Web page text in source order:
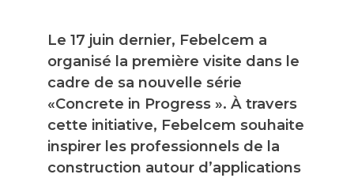
Le 17 juin dernier, Febelcem a
organisé la première visite dans le
cadre de sa nouvelle série
«Concrete in Progress ». À travers
cette initiative, Febelcem souhaite
inspirer les professionnels de la
construction autour d’applications